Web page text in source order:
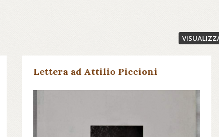
Lettera ad Attilio Piccioni